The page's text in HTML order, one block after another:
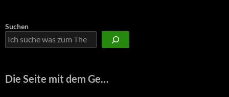
Suchen
Die Seite mit dem Ge…